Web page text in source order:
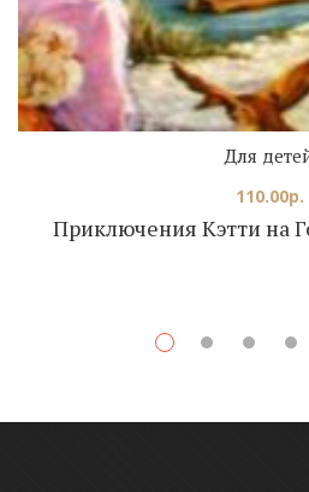
Приключения Кэтти на
Для
110.00р.